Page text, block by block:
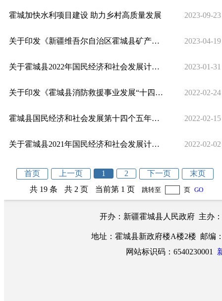
霍城加快水利项目建设 助力乡村高质量发展 2023-09-23
关于印发《新疆维吾尔自治区霍城县矿产资源总体规划（2021－2025年）》的通知 2023-04-19
关于霍城县2022年国民经济和社会发展计划执行情况及2023年国民经济和社会发展计划（草案）的报告 2023-01-31
关于印发《霍城县消防救援事业发展“十四五”规划》的通知 2022-02-24
霍城县国民经济和社会发展第十四个五年规划纲要与2035年远景目标 2022-02-15
关于霍城县2021年国民经济和社会发展计划执行情况及2022年国民经济和社会发展计划（草案）的报告 2022-02-02
首页 上一页 1 2 下一页
末页
共 19 条
共 2 页 当前第 1 页 跳转至 页 GO
开办：新疆霍城县人民政府 主办
地址：霍城县新政府楼A楼2楼 邮编
网站标识码：6540230001